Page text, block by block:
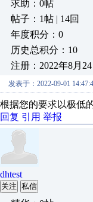
求助：0帖
帖子：1帖 | 14回
年度积分：0
历史总积分：10
注册：2022年8月24
发表于：2022-09-01
根据您的要求以极低
回复 引用 举报
dhtest
关注 私信